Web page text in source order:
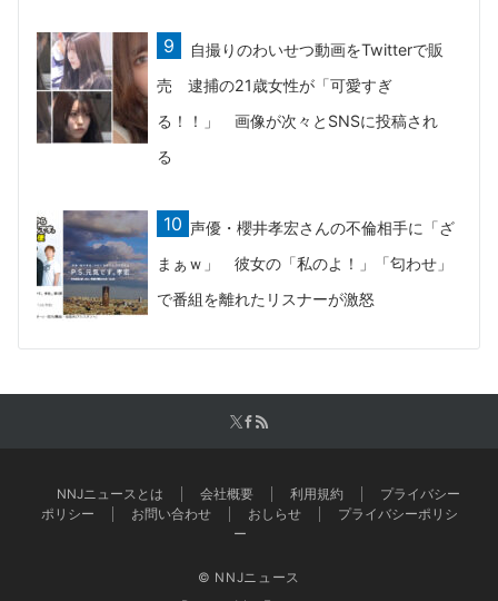
自撮りのわいせつ動画をTwitterで販
売 逮捕の21歳女性が「可愛すぎ
る！！」 画像が次々とSNSに投稿され
る
声優・櫻井孝宏さんの不倫相手に「ざ
まぁｗ」 彼女の「私のよ！」「匂わせ」
で番組を離れたリスナーが激怒
NNJニュースとは 会社概要 利用規約
プライバシー
ポリシー
お問い合わせ おしらせ
プライバシーポリシ
ー
© NNJニュース